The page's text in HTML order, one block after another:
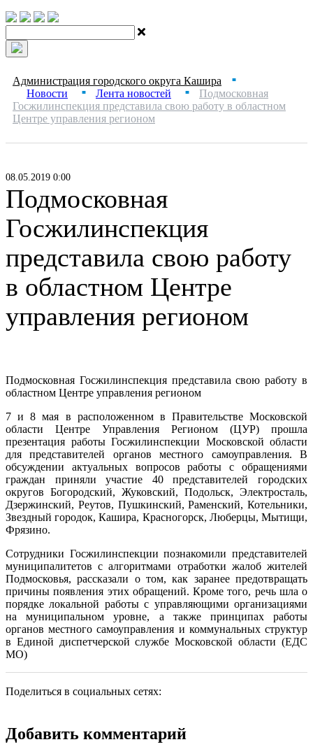
Администрация городского округа Кашира ■
Новости ■ Лента новостей ■
Подмосковная
Госжилинспекция представила свою работу в областном
Центре управления регионом
08.05.2019 0:00
Подмосковная
Госжилинспекция
представила свою работу
в областном Центре
управления регионом
Подмосковная Госжилинспекция представила свою работу в
областном Центре управления регионом
7 и 8 мая в расположенном в Правительстве Московской
области Центре Управления Регионом (ЦУР) прошла
презентация работы Госжилинспекции Московской области
для представителей органов местного самоуправления. В
обсуждении актуальных вопросов работы с обращениями
граждан приняли участие 40 представителей городских
округов Богородский, Жуковский, Подольск, Электросталь,
Дзержинский, Реутов, Пушкинский, Раменский, Котельники,
Звездный городок, Кашира, Красногорск, Люберцы, Мытищи,
Фрязино.
Сотрудники Госжилинспекции познакомили представителей
муниципалитетов с алгоритмами отработки жалоб жителей
Подмосковья, рассказали о том, как заранее предотвращать
причины появления этих обращений. Кроме того, речь шла о
порядке локальной работы с управляющими организациями
на муниципальном уровне, а также принципах работы
органов местного самоуправления и коммунальных структур
в Единой диспетчерской службе Московской области (ЕДС
МО)
Поделиться в социальных сетях:
Добавить комментарий